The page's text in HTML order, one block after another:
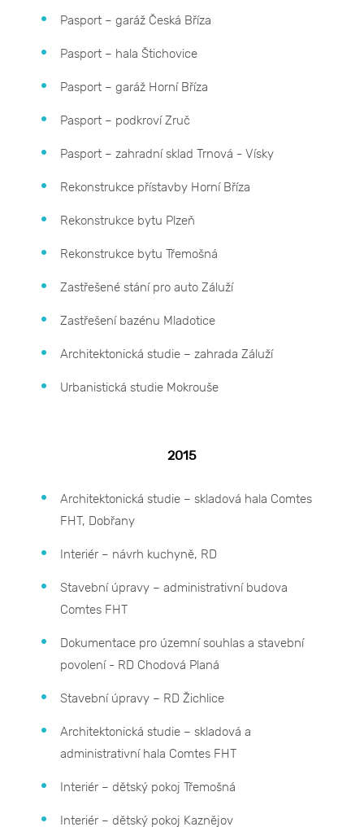
Pasport – garáž Česká Bříza
Pasport – hala Štichovice
Pasport – garáž Horní Bříza
Pasport – podkroví Zruč
Pasport – zahradní sklad Trnová - Vísky
Rekonstrukce přístavby Horní Bříza
Rekonstrukce bytu Plzeň
Rekonstrukce bytu Třemošná
Zastřešené stání pro auto Záluží
Zastřešení bazénu Mladotice
Architektonická studie – zahrada Záluží
Urbanistická studie Mokrouše
2015
Architektonická studie – skladová hala Comtes
FHT, Dobřany
Interiér – návrh kuchyně, RD
Stavební úpravy – administrativní budova
Comtes FHT
Dokumentace pro územní souhlas a stavební
povolení - RD Chodová Planá
Stavební úpravy – RD Žichlice
Architektonická studie – skladová a
administrativní hala Comtes FHT
Interiér – dětský pokoj Třemošná
Interiér – dětský pokoj Kaznějov